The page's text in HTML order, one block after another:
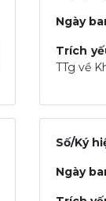
Ngày
Trích
TTg về
Số/Ký
Ngày